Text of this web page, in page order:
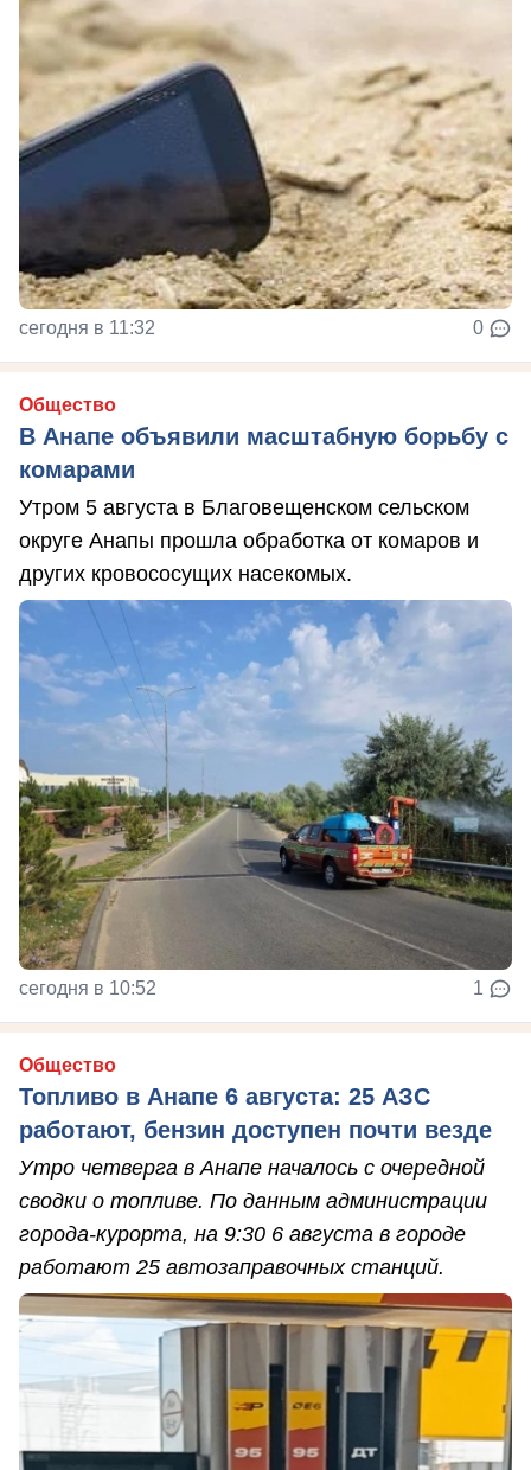
сегодня в 11:32 0
Общество
В Анапе объявили масштабную борьбу с
комарами
Утром 5 августа в Благовещенском сельском
округе Анапы прошла обработка от комаров и
других кровососущих насекомых.
сегодня в 10:52 1
Общество
Топливо в Анапе 6 августа: 25 АЗС
работают, бензин доступен почти везде
Утро четверга в Анапе началось с очередной
сводки о топливе. По данным администрации
города-курорта, на 9:30 6 августа в городе
работают 25 автозаправочных станций.